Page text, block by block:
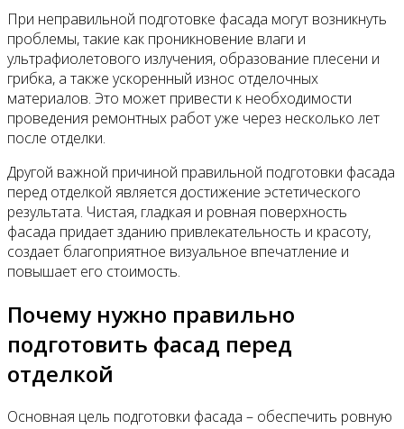
При неправильной подготовке фасада могут возникнуть
проблемы, такие как проникновение влаги и
ультрафиолетового излучения, образование плесени и
грибка, а также ускоренный износ отделочных
материалов. Это может привести к необходимости
проведения ремонтных работ уже через несколько лет
после отделки.
Другой важной причиной правильной подготовки фасада
перед отделкой является достижение эстетического
результата. Чистая, гладкая и ровная поверхность
фасада придает зданию привлекательность и красоту,
создает благоприятное визуальное впечатление и
повышает его стоимость.
Почему нужно правильно
подготовить фасад перед
отделкой
Основная цель подготовки фасада – обеспечить ровную